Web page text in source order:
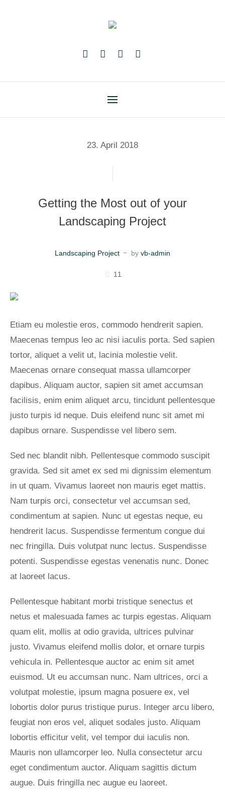
23. April 2018
Getting the Most out of your
Landscaping Project
Landscaping Project by vb-admin
11
Etiam eu molestie eros, commodo hendrerit sapien.
Maecenas tempus leo ac nisi iaculis porta. Sed sapien
tortor, aliquet a velit ut, lacinia molestie velit.
Maecenas ornare consequat massa ullamcorper
dapibus. Aliquam auctor, sapien sit amet accumsan
facilisis, enim enim aliquet arcu, tincidunt pellentesque
justo turpis id neque. Duis eleifend nunc sit amet mi
dapibus ornare. Suspendisse vel libero sem.
Sed nec blandit nibh. Pellentesque commodo suscipit
gravida. Sed sit amet ex sed mi dignissim elementum
in ut quam. Vivamus laoreet non mauris eget mattis.
Nam turpis orci, consectetur vel accumsan sed,
condimentum at sapien. Nunc ut egestas neque, eu
hendrerit lacus. Suspendisse fermentum congue dui
nec fringilla. Duis volutpat nunc lectus. Suspendisse
potenti. Suspendisse egestas venenatis nunc. Donec
at laoreet lacus.
Pellentesque habitant morbi tristique senectus et
netus et malesuada fames ac turpis egestas. Aliquam
quam elit, mollis at odio gravida, ultrices pulvinar
justo. Vivamus eleifend mollis dolor, et ornare turpis
vehicula in. Pellentesque auctor ac enim sit amet
euismod. Ut eu accumsan nunc. Nam ultrices, orci a
volutpat molestie, ipsum magna posuere ex, vel
lobortis dolor purus tristique purus. Integer arcu libero,
feugiat non eros vel, aliquet sodales justo. Aliquam
lobortis efficitur velit, vel tempor dui iaculis non.
Mauris non ullamcorper leo. Nulla consectetur arcu
eget condimentum auctor. Aliquam sagittis dictum
augue. Duis fringilla nec augue eu laoreet.